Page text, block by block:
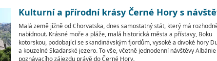
Kulturní a přírodní krásy Černé Hory s
Malá země jižně od Chorvatska, dnes samostatný stát, který má
nabídnout. Krásné moře a pláže, malá historická města a přístavy, Boku
kotorskou, podobající se skandinávským fjordům, vysoké a divoké hory
a kouzelné Skadarské jezero. To vše, včetně jednodenní návštěvy
poznávacího zájezdu právě do Černé Hory.